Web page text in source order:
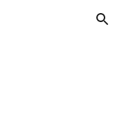
Skip to navigation